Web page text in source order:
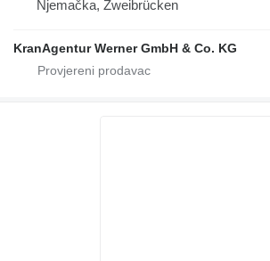
Njemačka, Zweibrücken
KranAgentur Werner GmbH & Co. KG